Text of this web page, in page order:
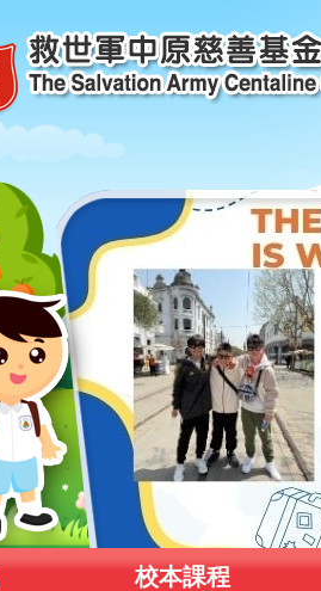
校本課程